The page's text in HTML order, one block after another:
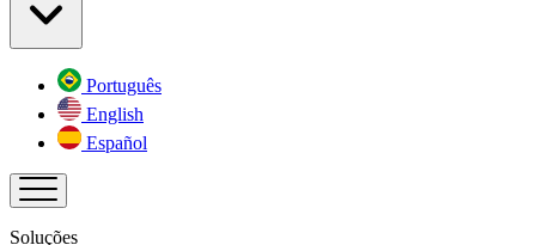
Português
English
Español
Soluções